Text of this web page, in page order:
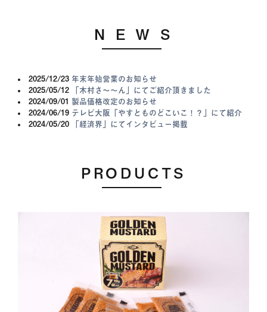
N E W S
2025/12/23 年末年始営業のお知らせ
2025/05/12
「木村さ～～ん」にてご紹介頂きました
2024/09/01 製品価格改定のお知らせ
2024/06/19 テレビ大阪「やすとものどこいこ！？」にて紹介
2024/05/20
「経済界」にてインタビュー掲載
PRODUCTS